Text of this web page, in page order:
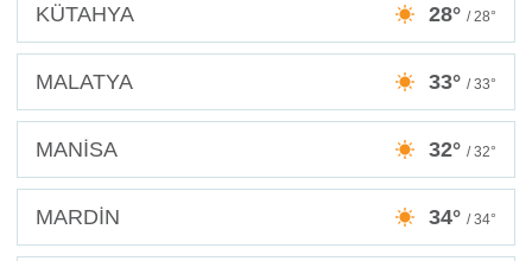
KÜTAHYA 28° / 28°
MALATYA 33° / 33°
MANİSA 32° / 32°
MARDİN 34° / 34°